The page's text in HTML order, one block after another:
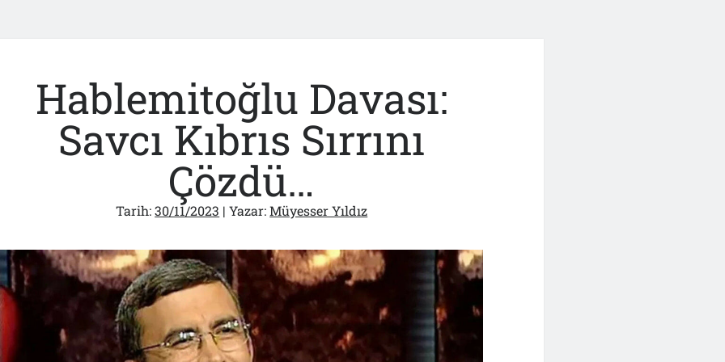
Hablemitoğlu Davası:
Savcı Kıbrıs Sırrını
Çözdü…
Tarih:30/11/2023 | Yazar:Müyesser Yıldız